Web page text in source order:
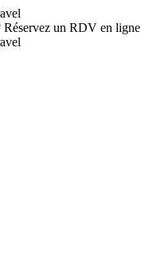
Réservez un RDV en ligne